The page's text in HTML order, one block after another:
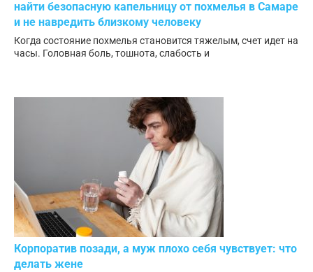
найти безопасную капельницу от похмелья в Самаре
и не навредить близкому человеку
Когда состояние похмелья становится тяжелым, счет идет на
часы. Головная боль, тошнота, слабость и
Корпоратив позади, а муж плохо себя чувствует: что
делать жене